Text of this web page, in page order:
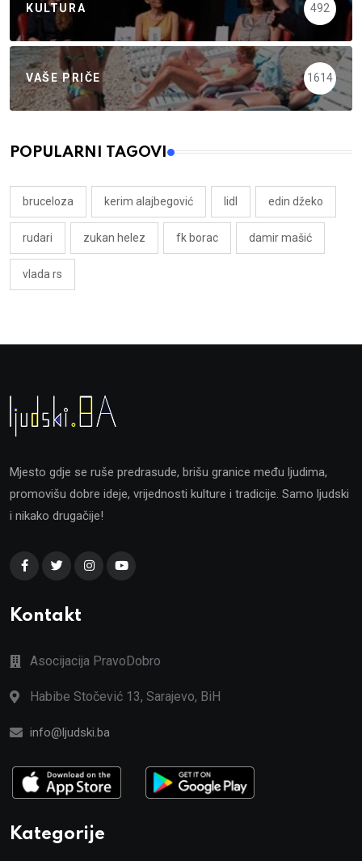
KULTURA 492
VAŠE PRIČE 1614
POPULARNI TAGOVI
bruceloza kerim alajbegović lidl edin džeko
rudari zukan helez fk borac damir mašić
vlada rs
Mjesto gdje se ruše predrasude, brišu granice među ljudima,
promovišu dobre ideje, vrijednosti kulture i tradicije. Samo ljudski
i nikako drugačije!
Kontakt
Asocijacija PravoDobro
Habibe Stočević 13, Sarajevo, BiH
info@ljudski.ba
Kategorije